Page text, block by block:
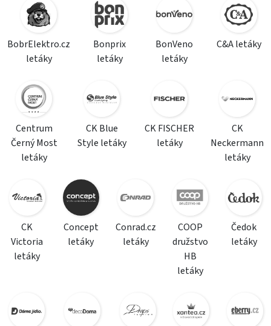
BobrElektro.cz
letáky
Bonprix
letáky
BonVeno
letáky
C&A letáky
Centrum
Černý Most
letáky
CK Blue
Style letáky
CK FISCHER
letáky
CK
Neckermann
letáky
CK
Victoria
letáky
Concept
letáky
Conrad.cz
letáky
COOP
družstvo
HB
letáky
Čedok
letáky